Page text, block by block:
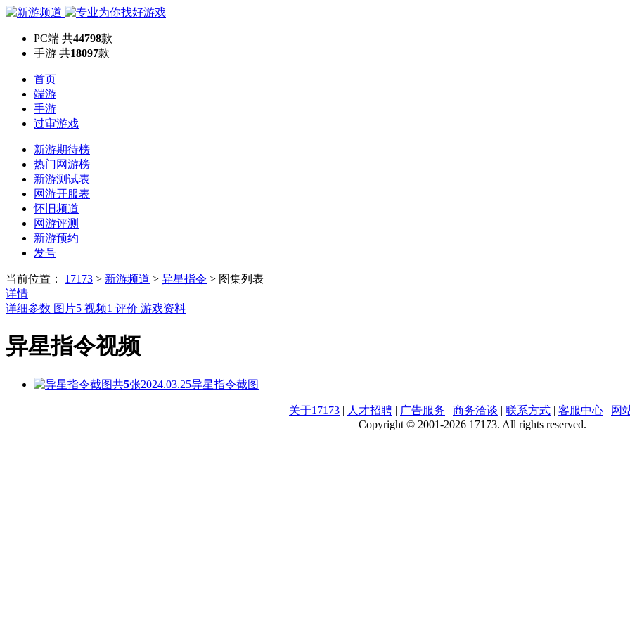
PC端 共44798款
手游 共18097款
首页
端游
手游
过审游戏
新游期待榜
热门网游榜
新游测试表
网游开服表
怀旧频道
网游评测
新游预约
发号
当前位置： 17173 > 新游频道 > 异星指令 > 图集列表
详情
详细参数 图片5 视频1 评价 游戏资料
异星指令视频
共5张2024.03.25异星指令截图
关于17173 | 人才招聘 | 广告服务 | 商务洽谈 | 联系方式 | 客服中心 | 网
Copyright © 2001-2026 17173. All rights reserved.